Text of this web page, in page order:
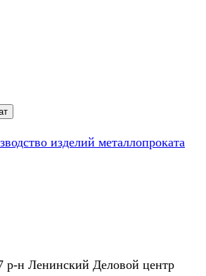
р-н Ленинский Деловой центр